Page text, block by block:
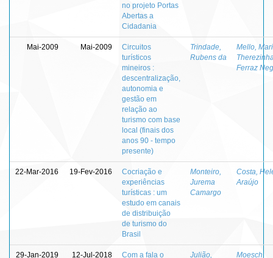
no projeto Portas
Abertas a
Cidadania
Mai-2009 Mai-2009
Circuitos
turísticos
mineiros :
descentralização,
autonomia e
gestão em
relação ao
turismo com base
local (finais dos
anos 90 - tempo
presente)
Trindade,
Rubens da
Mello,
Ferraz
22-Mar-2016 19-Fev-2016
Cocriação e
experiências
turísticas : um
estudo em canais
de distribuição
de turismo do
Brasil
Monteiro,
Jurema
Camargo
Costa,
Araújo
29-Jan-2019 12-Jul-2018 Com a fala o Julião, Moesch,